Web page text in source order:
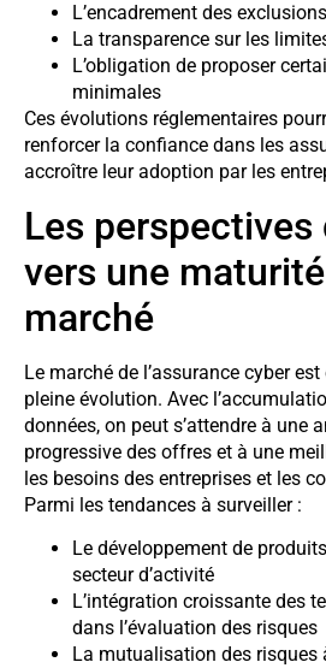
L’encadrement des exclusions
La transparence sur les
L’obligation de proposer
minimales
Ces évolutions réglementaires
renforcer la confiance dans les
accroître leur adoption par les
Les perspectives
vers une
marché
Le marché de l’assurance cyber
pleine évolution. Avec
données, on peut s’attendre à une
progressive des offres et à une
les besoins des entreprises et les
Parmi les tendances à surveiller :
Le développement de
secteur d’activité
L’intégration croissante des
dans l’évaluation des risques
La mutualisation des risques